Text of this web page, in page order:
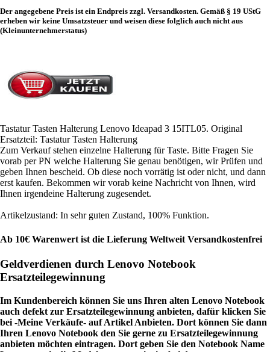
Der angegebene Preis ist ein Endpreis zzgl. Versandkosten. Gemäß § 19 UStG
erheben wir keine Umsatzsteuer und weisen diese folglich auch nicht aus
(Kleinunternehmerstatus)
Tastatur Tasten Halterung Lenovo Ideapad 3 15ITL05. Original
Ersatzteil: Tastatur Tasten Halterung
Zum Verkauf stehen einzelne Halterung für Taste. Bitte Fragen Sie
vorab per PN welche Halterung Sie genau benötigen, wir Prüfen und
geben Ihnen bescheid. Ob diese noch vorrätig ist oder nicht, und dann
erst kaufen. Bekommen wir vorab keine Nachricht von Ihnen, wird
Ihnen irgendeine Halterung zugesendet.
Artikelzustand: In sehr guten Zustand, 100% Funktion.
Ab 10€ Warenwert ist die Lieferung Weltweit Versandkostenfrei
Geldverdienen durch Lenovo Notebook
Ersatzteilegewinnung
Im Kundenbereich können Sie uns Ihren alten Lenovo Notebook
auch defekt zur Ersatzteilegewinnung anbieten, dafür klicken Sie
bei -Meine Verkäufe- auf Artikel Anbieten. Dort können Sie dann
Ihren Lenovo Notebook den Sie gerne zu Ersatzteilegewinnung
anbieten möchten eintragen. Dort geben Sie den Notebook Name